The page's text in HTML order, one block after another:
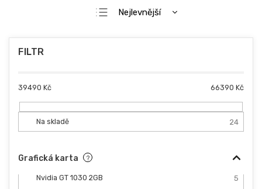
Ř
a
o
u
t
ů
Nejlevnější
39490 Kč 66390 Kč
Na skladě 24
Grafická karta ?
Nvidia GT 1030 2GB
5